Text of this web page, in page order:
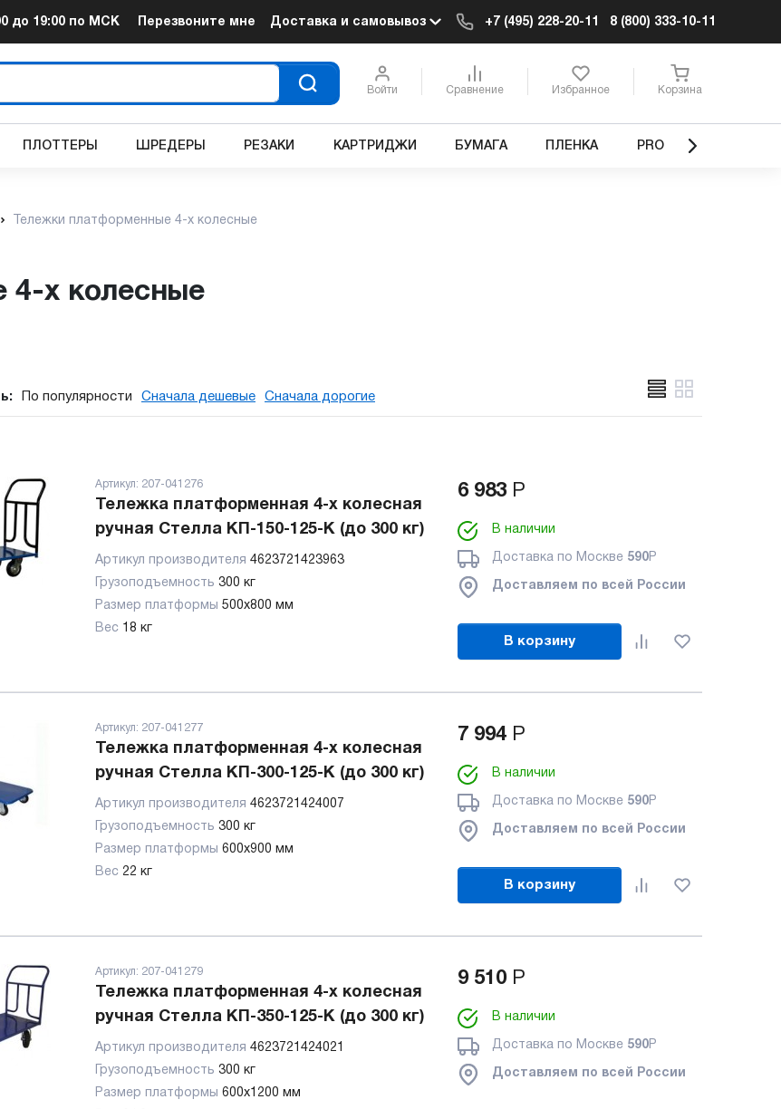
до 19:00 по МСК Перезвоните мне Доставка и самовывоз +7 (495) 228-20-11 8 (800) 333-10-11
Войти Сравнение Избранное Корзина
ПЛОТТЕРЫ ШРЕДЕРЫ РЕЗАКИ КАРТРИДЖИ БУМАГА ПЛЕНКА PRO
Тележки платформенные 4-х колесные
4-х колесные
По популярности Сначала дешевые Сначала дорогие
Артикул: 207-041276
Тележка платформенная 4-х колесная
ручная Стелла КП-150-125-К (до 300 кг)
Артикул производителя 4623721423963
Грузоподъемность 300 кг
Размер платформы 500х800 мм
Вес 18 кг
6 983 Р
В наличии
Доставка по Москве 590Р
Доставляем по всей России
В корзину
Артикул: 207-041277
Тележка платформенная 4-х колесная
ручная Стелла КП-300-125-К (до 300 кг)
Артикул производителя 4623721424007
Грузоподъемность 300 кг
Размер платформы 600х900 мм
Вес 22 кг
7 994 Р
В наличии
Доставка по Москве 590Р
Доставляем по всей России
В корзину
Артикул: 207-041279
Тележка платформенная 4-х колесная
ручная Стелла КП-350-125-К (до 300 кг)
Артикул производителя 4623721424021
Грузоподъемность 300 кг
Размер платформы 600х1200 мм
9 510 Р
В наличии
Доставка по Москве 590Р
Доставляем по всей России